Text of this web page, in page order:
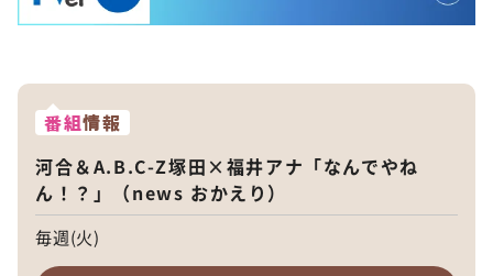
番組情報
河合＆A.B.C-Z塚田×福井アナ「なんでやね
ん！？」（news おかえり）
毎週(火)